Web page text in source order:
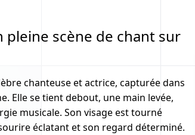
pleine scène de chant sur
chanteuse et actrice, capturée dans
Elle se tient debout, une main levée,
musicale. Son visage est tourné
éclatant et son regard déterminé.